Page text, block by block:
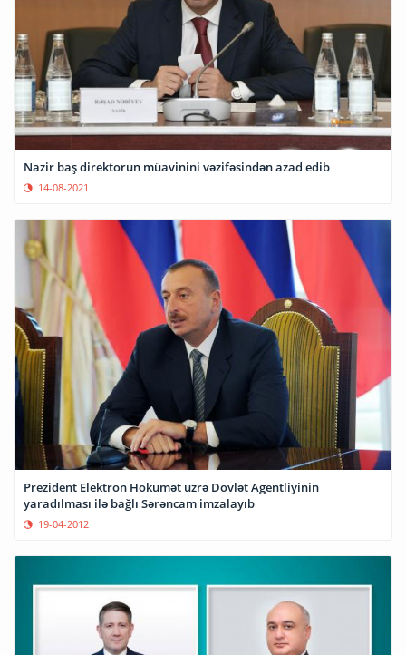
Nazir baş direktorun müavinini vəzifəsindən azad edib
14-08-2021
Prezident Elektron Hökumət üzrə Dövlət Agentliyinin
yaradılması ilə bağlı Sərəncam imzalayıb
19-04-2012